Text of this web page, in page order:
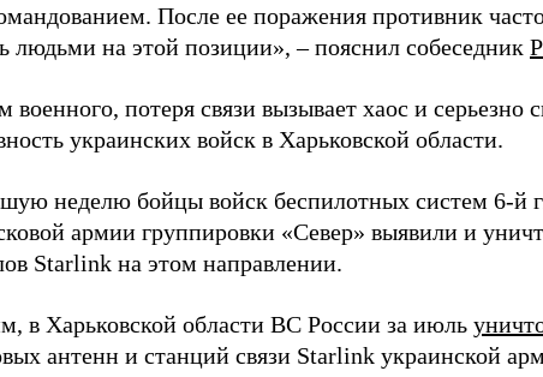
После ее поражения противник
людьми на этой позиции», – пояснил собеседник
военного, потеря связи вызывает хаос и серьезно
украинских войск в Харьковской области.
неделю бойцы войск беспилотных систем 6-й
армии группировки «Север» выявили и
Starlink на этом направлении.
в Харьковской области ВС России за июль
антенн и станций связи Starlink украинской